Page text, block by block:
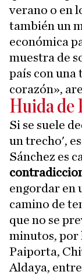
verano o en
también un
económica
muestra de
país con una
corazón»,
Huida de
Si se suele
un trecho',
Sánchez es
engordar en
camino de
que no se
minutos, por
Paiporta,
Aldaya,